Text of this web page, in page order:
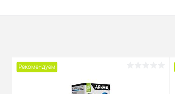
Рекомендуем